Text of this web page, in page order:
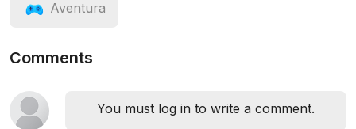
Aventura
Comments
You must log in to write a comment.